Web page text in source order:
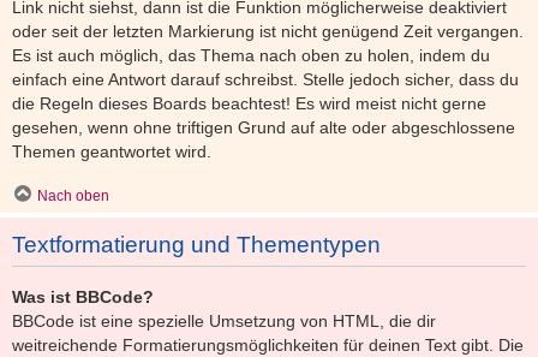
Link nicht siehst, dann ist die Funktion möglicherweise deaktiviert
oder seit der letzten Markierung ist nicht genügend Zeit vergangen.
Es ist auch möglich, das Thema nach oben zu holen, indem du
einfach eine Antwort darauf schreibst. Stelle jedoch sicher, dass du
die Regeln dieses Boards beachtest! Es wird meist nicht gerne
gesehen, wenn ohne triftigen Grund auf alte oder abgeschlossene
Themen geantwortet wird.
Nach oben
Textformatierung und Thementypen
Was ist BBCode?
BBCode ist eine spezielle Umsetzung von HTML, die dir
weitreichende Formatierungsmöglichkeiten für deinen Text gibt. Die